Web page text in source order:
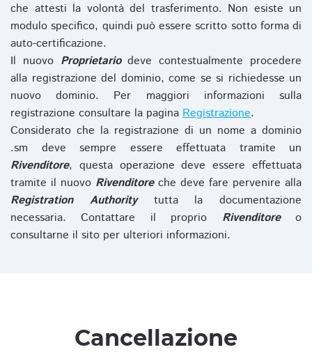
che attesti la volontà del trasferimento. Non esiste un
modulo specifico, quindi può essere scritto sotto forma di
auto-certificazione.
Il nuovo Proprietariodeve contestualmente procedere
alla registrazione del dominio, come se si richiedesse un
nuovo dominio. Per maggiori informazioni sulla
registrazione consultare la pagina Registrazione.
Considerato che la registrazione di un nome a dominio
.sm deve sempre essere effettuata tramite un
Rivenditore, questa operazione deve essere effettuata
tramite il nuovo Rivenditoreche deve fare pervenire alla
Registration Authoritytutta la documentazione
necessaria. Contattare il proprio Rivenditoreo
consultarne il sito per ulteriori informazioni.
Cancellazione